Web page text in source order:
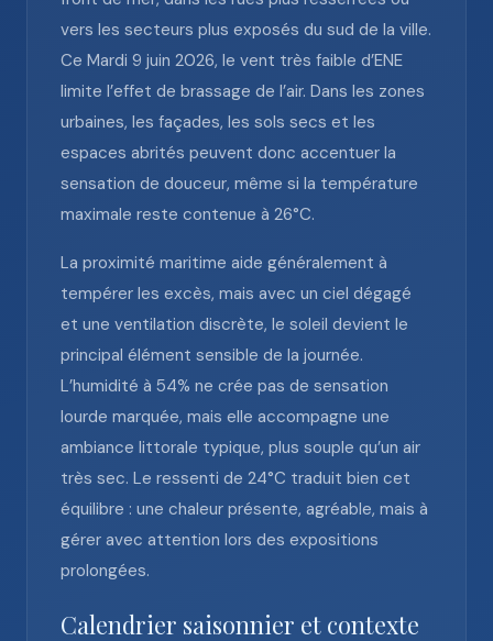
vers les secteurs plus exposés du sud de la ville.
Ce Mardi 9 juin 2026, le vent très faible d’ENE
limite l’effet de brassage de l’air. Dans les zones
urbaines, les façades, les sols secs et les
espaces abrités peuvent donc accentuer la
sensation de douceur, même si la température
maximale reste contenue à 26°C.
La proximité maritime aide généralement à
tempérer les excès, mais avec un ciel dégagé
et une ventilation discrète, le soleil devient le
principal élément sensible de la journée.
L’humidité à 54% ne crée pas de sensation
lourde marquée, mais elle accompagne une
ambiance littorale typique, plus souple qu’un air
très sec. Le ressenti de 24°C traduit bien cet
équilibre : une chaleur présente, agréable, mais à
gérer avec attention lors des expositions
prolongées.
Calendrier saisonnier et contexte